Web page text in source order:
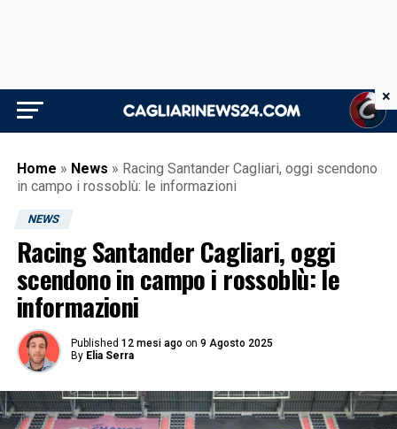
Home » News » Racing Santander Cagliari, oggi scendono
in campo i rossoblù: le informazioni
NEWS
Racing Santander Cagliari, oggi
scendono in campo i rossoblù: le
informazioni
Published 12 mesi ago on 9 Agosto 2025
By Elia Serra
×